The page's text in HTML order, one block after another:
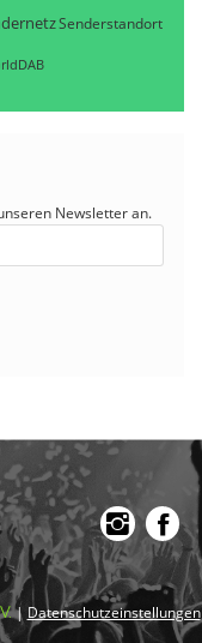
Senderstandort
Newsletter an.
| Datenschutzeinstellungen